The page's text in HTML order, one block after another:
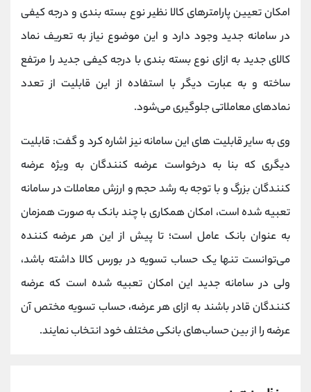
امکان تعیین پارامتر‌های کالا نظیر نوع بسته بندی و درجه کیفی
در سامانه جدید وجود دارد و این موضوع نیاز به تعریف نماد
کالای جدید به ازای نوع بسته بندی با درجه کیفی جدید را مرتفع
ساخته و به عبارت دیگر با استفاده از این قابلیت از تعدد
نماد‌های معاملاتی جلوگیری می‌شود.
وی به سایر قابلیت های این سامانه نیز اشاره کرد و گفت: قابلیت
دیگری که بنا به درخواست عرضه کنندگان به ویژه عرضه
کنندگان بزرگ و با توجه به رشد حجم و ارزش معاملات در سامانه
تعبیه شده است، امکان همکاری با چند بانک به صورت همزمان
به عنوان بانک عامل است؛ تا پیش از این هر عرضه کننده
می‌توانست تنها یک حساب تسویه در بورس کالا داشته باشد،
ولی در سامانه جدید این امکان تعبیه شده است که عرضه
کنندگان قادر باشند به ازای هر عرضه، حساب تسویه مختص آن
عرضه را از بین حساب‌های بانکی مختلف خود انتخاب نمایند.